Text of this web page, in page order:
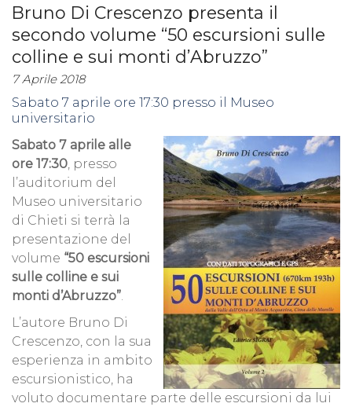
Bruno Di Crescenzo presenta il
secondo volume “50 escursioni sulle
colline e sui monti d’Abruzzo”
7 Aprile 2018
Sabato 7 aprile ore 17:30 presso il Museo
universitario
Sabato 7 aprile alle
ore 17:30, presso
l’auditorium del
Museo universitario
di Chieti si terrà la
presentazione del
volume “50 escursioni
sulle colline e sui
monti d’Abruzzo”.
L’autore Bruno Di
Crescenzo, con la sua
esperienza in ambito
escursionistico, ha
voluto documentare parte delle escursioni da lui